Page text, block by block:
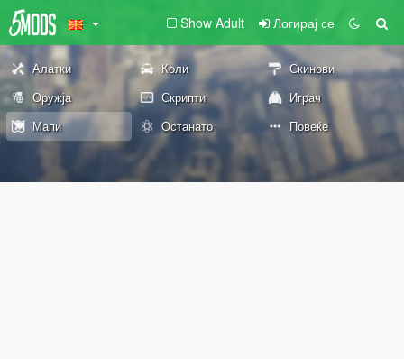
Show Adult Логирај се
Алатки Коли
Скинови
Оружја
Скрипти
Играч
Мапи
Останато Повеќе